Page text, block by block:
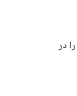
Android Developers را در